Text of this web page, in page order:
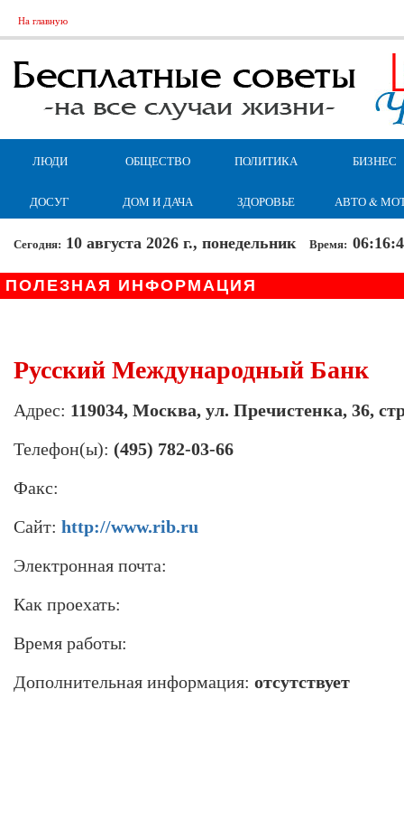
На главную
ЛЮДИ ОБЩЕСТВО ПОЛИТИКА БИЗНЕС
ДОСУГ ДОМ И ДАЧА ЗДОРОВЬЕ АВТО &
Сегодня: 10 августа 2026 г., понедельник Время:
ПОЛЕЗНАЯ ИНФОРМАЦИЯ
Русский Международный Банк
Адрес: 119034, Москва, ул. Пречистенка, 36,
Телефон(ы): (495) 782-03-66
Факс:
Сайт: http://www.rib.ru
Электронная почта:
Как проехать:
Время работы:
Дополнительная информация: отсутствует